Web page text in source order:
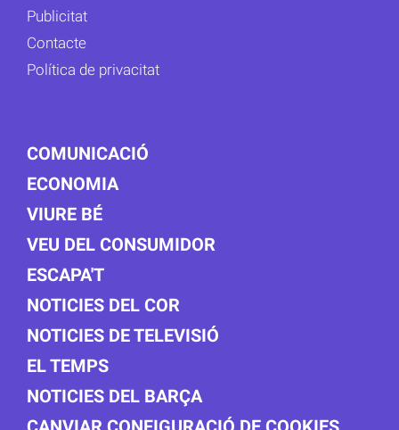
Publicitat
Contacte
Política de privacitat
COMUNICACIÓ
ECONOMIA
VIURE BÉ
VEU DEL CONSUMIDOR
ESCAPA'T
NOTICIES DEL COR
NOTICIES DE TELEVISIÓ
EL TEMPS
NOTICIES DEL BARÇA